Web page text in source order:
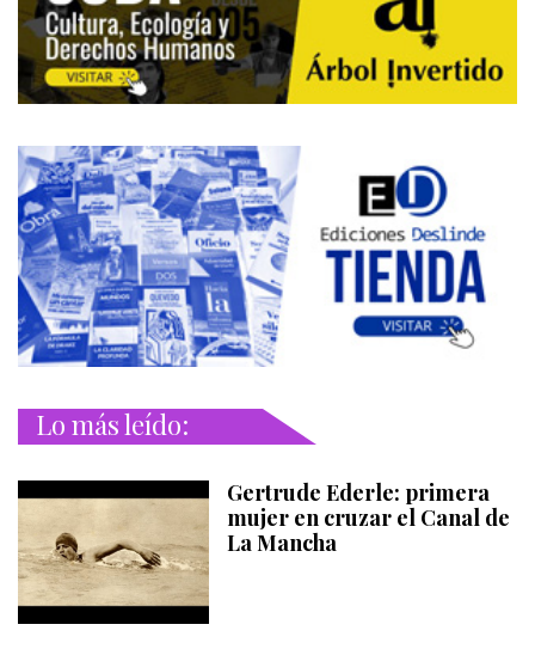
Lo más leído:
Gertrude Ederle: primera
mujer en cruzar el Canal de
La Mancha